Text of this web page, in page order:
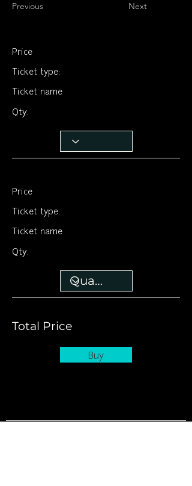
Previous Next
Price
Ticket type:
Ticket name
Qty.
Price
Ticket type:
Ticket name
Qty.
Total Price
Buy